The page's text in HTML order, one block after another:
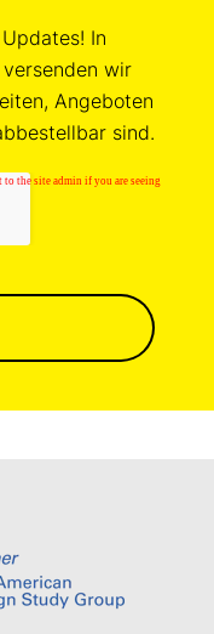
In
wir
Angeboten
sind.